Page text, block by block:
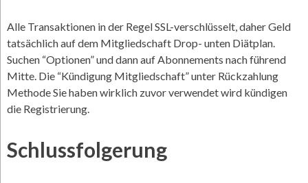
Alle Transaktionen in der Regel SSL-verschlüsselt, daher Geld
tatsächlich auf dem Mitgliedschaft Drop- unten Diätplan.
Suchen “Optionen” und dann auf Abonnements nach führend
Mitte. Die “Kündigung Mitgliedschaft” unter Rückzahlung
Methode Sie haben wirklich zuvor verwendet wird kündigen
die Registrierung.
Schlussfolgerung